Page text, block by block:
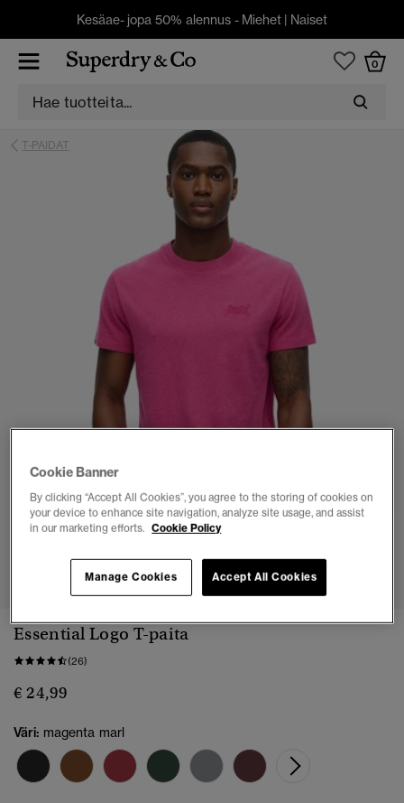
Kesäae- jopa 50% alennus - Miehet | Naiset
0
T-PAIDAT
1 2 3 4 5 6 7
Essential Logo T-paita
(26)
€ 24,99
Väri: magenta marl
Cookie Banner
By clicking “Accept All Cookies”, you agree to the storing of cookies on
your device to enhance site navigation, analyze site usage, and assist
in our marketing efforts. Cookie Policy
Accept All Cookies
Manage Cookies